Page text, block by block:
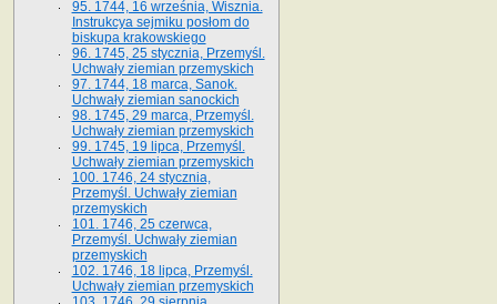
95. 1744, 16 września, Wisznia.
Instrukcya sejmiku posłom do
biskupa krakowskiego
96. 1745, 25 stycznia, Przemyśl.
Uchwały ziemian przemyskich
97. 1744, 18 marca, Sanok.
Uchwały ziemian sanockich
98. 1745, 29 marca, Przemyśl.
Uchwały ziemian przemyskich
99. 1745, 19 lipca, Przemyśl.
Uchwały ziemian przemyskich
100. 1746, 24 stycznia,
Przemyśl. Uchwały ziemian
przemyskich
101. 1746, 25 czerwca,
Przemyśl. Uchwały ziemian
przemyskich
102. 1746, 18 lipca, Przemyśl.
Uchwały ziemian przemyskich